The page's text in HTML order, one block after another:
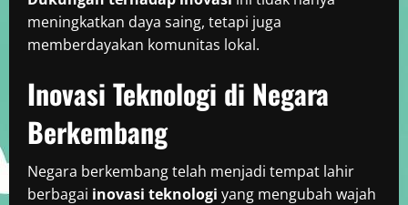
meningkatkan daya saing, tetapi juga
memberdayakan komunitas lokal.
Inovasi Teknologi di Negara
Berkembang
Negara berkembang telah menjadi tempat lahir
berbagai inovasi teknologi yang mengubah wajah